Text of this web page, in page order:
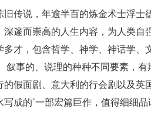
旧传说，年逾半百的炼金术士浮士
邃而崇高的人生内容，为人类自
才，包含哲学、神学、神话学、
叙事的、说理的种种不同要素，
假面剧、意大利的行会剧以及英
成的`一部宏篇巨作，值得细细品